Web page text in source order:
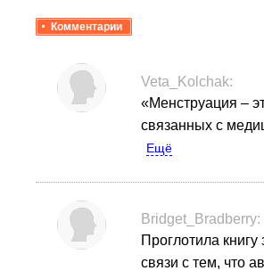
Комментарии
Veta_Kolchak:
«Менструация –
связанных с
Ещё
Bridget_Bradberry:
Проглотила
связи с тем, что